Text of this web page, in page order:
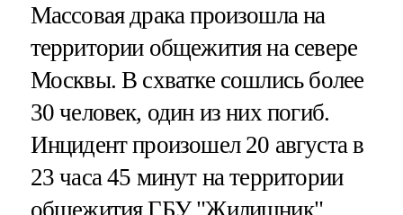
Массовая драка произошла на
территории общежития на севере
Москвы. В схватке сошлись более
30 человек, один из них погиб.
Инцидент произошел 20 августа в
23 часа 45 минут на территории
общежития ГБУ "Жилищник",